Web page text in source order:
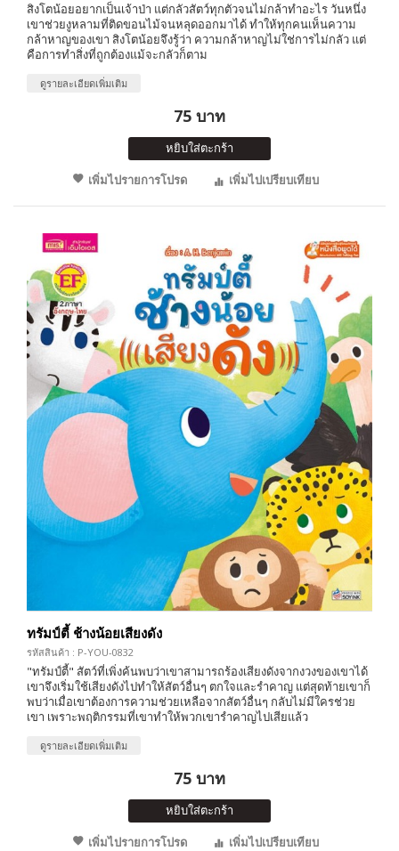
สิงโตน้อยอยากเป็นเจ้าป่า แต่กลัวสัตว์ทุกตัวจนไม่กล้าทำอะไร วันหนึ่ง
เขาช่วยงูหลามที่ติดขอนไม้จนหลุดออกมาได้ ทำให้ทุกคนเห็นความ
กล้าหาญของเขา สิงโตน้อยจึงรู้ว่า ความกล้าหาญไม่ใช่การไม่กลัว แต่
คือการทำสิ่งที่ถูกต้องแม้จะกลัวก็ตาม
ดูรายละเอียดเพิ่มเติม
75 บาท
หยิบใส่ตะกร้า
เพิ่มไปรายการโปรด
เพิ่มไปเปรียบเทียบ
ทรัมป์ตี้ ช้างน้อยเสียงดัง
รหัสสินค้า : P-YOU-0832
"ทรัมป์ตี้" สัตว์ที่เพิ่งค้นพบว่าเขาสามารถร้องเสียงดังจากงวงของเขาได้
เขาจึงเริ่มใช้เสียงดังไปทำให้สัตว์อื่นๆ ตกใจและรำคาญ แต่สุดท้ายเขาก็
พบว่าเมื่อเขาต้องการความช่วยเหลือจากสัตว์อื่นๆ กลับไม่มีใครช่วย
เขา เพราะพฤติกรรมที่เขาทำให้พวกเขารำคาญไปเสียแล้ว
ดูรายละเอียดเพิ่มเติม
75 บาท
หยิบใส่ตะกร้า
เพิ่มไปรายการโปรด
เพิ่มไปเปรียบเทียบ